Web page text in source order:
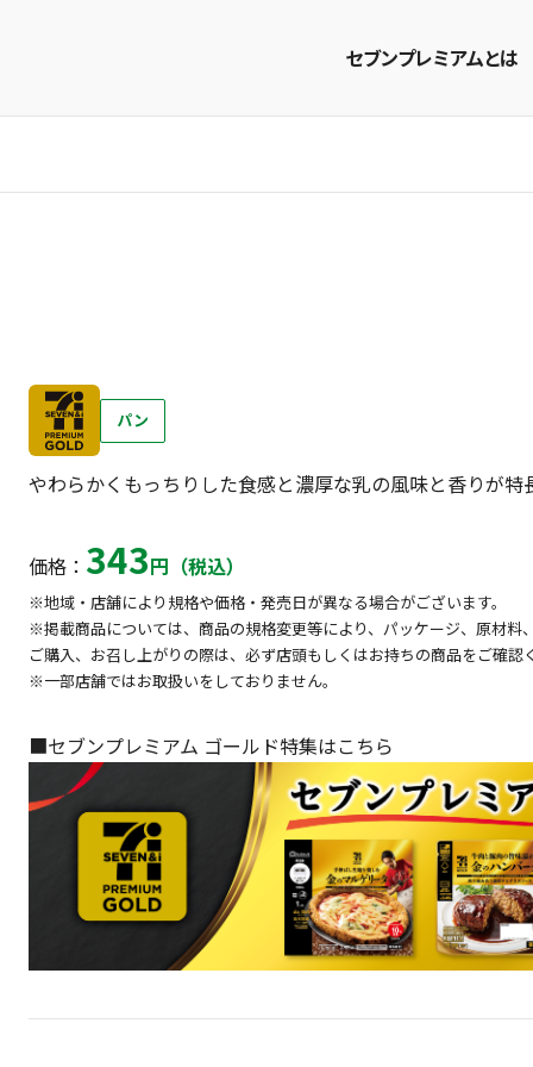
セブンプレミアムとは
パン
やわらかくもっちりした食感と濃厚な乳の風味と香りが特
価格： 343円（税込）
※地域・店舗により規格や価格・発売日が異なる場合がございます。
※掲載商品については、商品の規格変更等により、パッケージ、原材
ご購入、お召し上がりの際は、必ず店頭もしくはお持ちの商品をご確認
※一部店舗ではお取扱いをしておりません。
■セブンプレミアム ゴールド特集はこちら